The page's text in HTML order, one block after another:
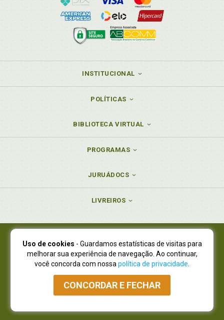
INSTITUCIONAL
POLÍTICAS
BIBLIOTECA VIRTUAL
PROGRAMAS
JURUÁDOCS
LIVREIROS
Juruá Editora Ltda., CNPJ 77.535.508/0001-19
Juruá Informática Ltda., CNPJ 01.701.561/0001-80
NOVO ENDEREÇO:R. Flávio Dallegrave, 7665, São Lourenço |
Curitiba - Paraná - CEP 82210-310
Atendimento: (41) 4009-3900|Vendas Atacado: (41) 4009-3939
Atendimento via Whatsapp
Uso de cookies - Guardamos estatísticas de visitas para
melhorar sua experiência de navegação. Ao continuar,
você concorda com nossa política de privacidade
CONCORDAR E FECHAR